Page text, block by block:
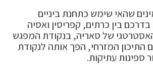
שהאי שימש כתחנת ביניים
בין כרתים, קפריסין ואסיה
של סאריה, בנקודת המפגש
התיכון המזרחי, הפך אותה לנקודת
ספינות עתיקות.